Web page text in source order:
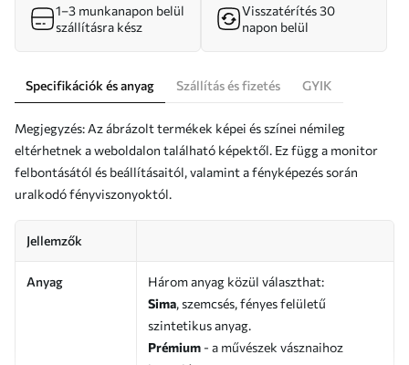
1–3 munkanapon belül
szállításra kész
Visszatérítés 30
napon belül
Specifikációk és anyag Szállítás és fizetés GYIK
Megjegyzés: Az ábrázolt termékek képei és színei némileg
eltérhetnek a weboldalon található képektől. Ez függ a monitor
felbontásától és beállításaitól, valamint a fényképezés során
uralkodó fényviszonyoktól.
Jellemzők
Anyag
Három anyag közül választhat:
Sima, szemcsés, fényes felületű
szintetikus anyag.
Prémium - a művészek vásznaihoz